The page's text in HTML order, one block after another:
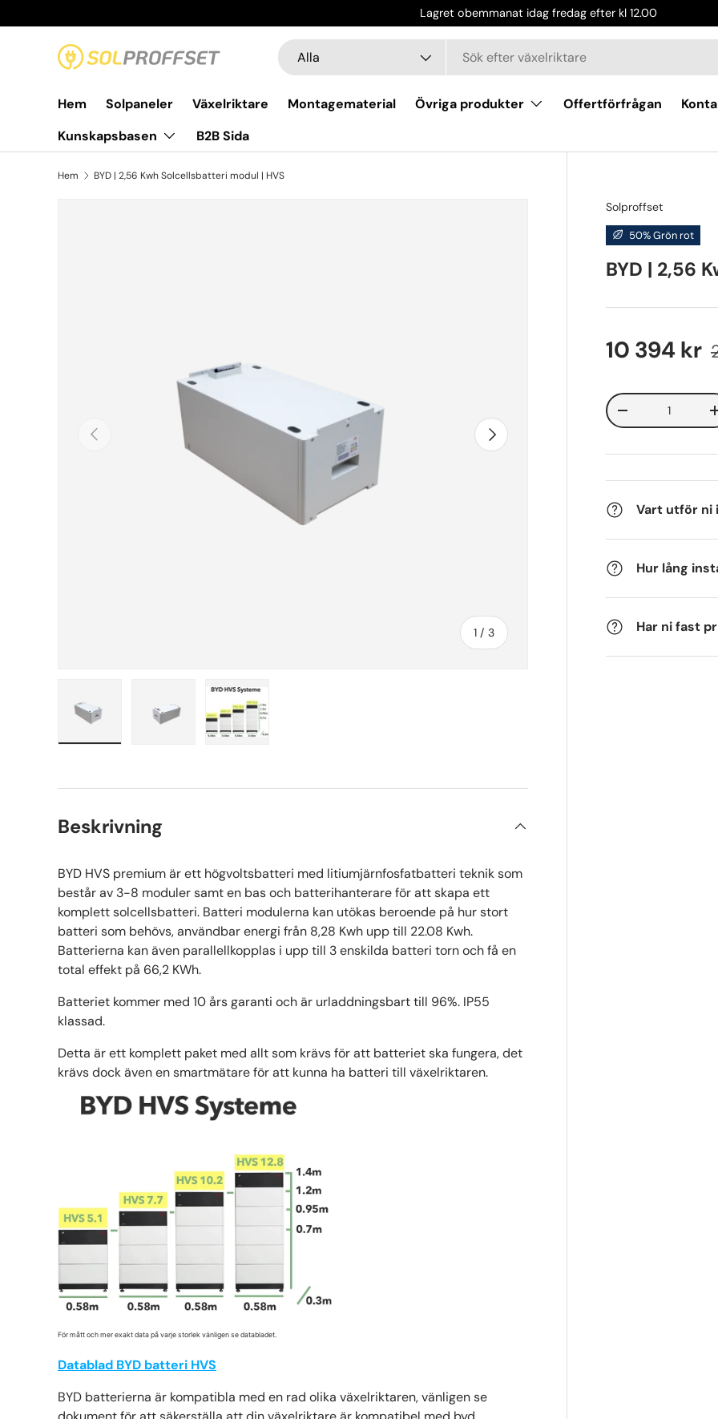
Hoppa till innehållet
Lagret obemmanat idag fredag efter kl 12.00
Sök
Produkttyp
Alla
Hem Solpaneler Växelriktare Montagematerial Övriga produkter Offertförfrågan
Kunskapsbasen
B2B Sida
Hem BYD | 2,56 Kwh Solcellsbatteri modul | HVS
Tidigare
1 / av
3
Nästa
Solproffset
50% Grön rot
BYD | 2,56
10 394 kr
Antal
-
Vart utför ni
Hur lång
Har ni fast
Beskrivning
BYD HVS premium är ett högvoltsbatteri med litiumjärnfosfatbatteri teknik som
består av 3-8 moduler samt en bas och batterihanterare för att skapa ett
komplett solcellsbatteri. Batteri modulerna kan utökas beroende på hur stort
batteri som behövs, användbar energi från 8,28 Kwh upp till 22.08 Kwh.
Batterierna kan även parallellkopplas i upp till 3 enskilda batteri torn och få en
total effekt på 66,2 KWh.
Batteriet kommer med 10 års garanti och är urladdningsbart till 96%. IP55
klassad.
Detta är ett komplett paket med allt som krävs för att batteriet ska fungera, det
krävs dock även en smartmätare för att kunna ha batteri till växelriktaren.
För mått och mer exakt data på varje storlek vänligen se databladet.
Datablad BYD batteri HVS
BYD batterierna är kompatibla med en rad olika växelriktaren, vänligen se